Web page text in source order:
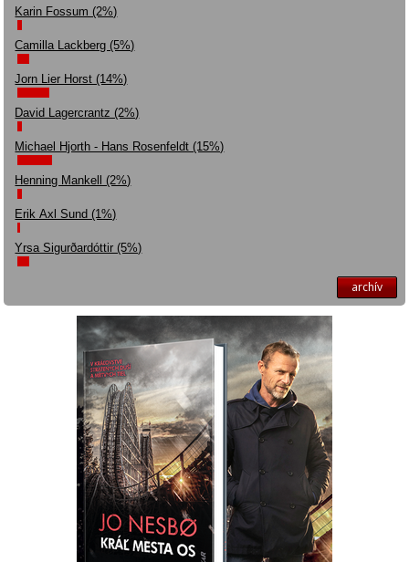
Karin Fossum (2%)
Camilla Lackberg (5%)
Jorn Lier Horst (14%)
David Lagercrantz (2%)
Michael Hjorth - Hans Rosenfeldt (15%)
Henning Mankell (2%)
Erik Axl Sund (1%)
Yrsa Sigurðardóttir (5%)
archív